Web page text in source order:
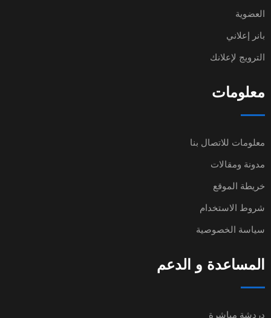
العضوية
بانر إعلاني
الترويج لإعلانك
معلومات
معلومات للاتصال بنا
مدونة ومقالات
خريطة الموقع
شروط الاستخدام
سياسة الخصوصية
المساعدة و الدعم
دردشة مباشرة